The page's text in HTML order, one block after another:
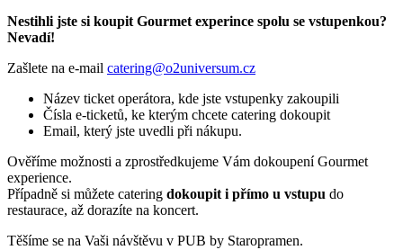
Nestihli jste si koupit Gourmet experince spolu se vstupenkou?
Nevadí!
Zašlete na e-mail catering@o2universum.cz
Název ticket operátora, kde jste vstupenky zakoupili
Čísla e-ticketů, ke kterým chcete catering dokoupit
Email, který jste uvedli při nákupu.
Ověříme možnosti a zprostředkujeme Vám dokoupení Gourmet
experience.
Případně si můžete catering dokoupit i přímo u vstupu do
restaurace, až dorazíte na koncert.
Těšíme se na Vaši návštěvu v PUB by Staropramen.